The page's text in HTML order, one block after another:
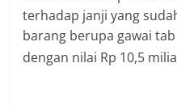
terhadap janji yang
barang berupa gawai
dengan nilai Rp 10,5